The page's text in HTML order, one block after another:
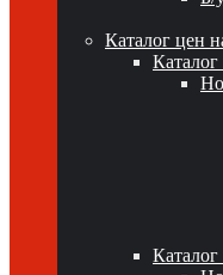
Каталог цен